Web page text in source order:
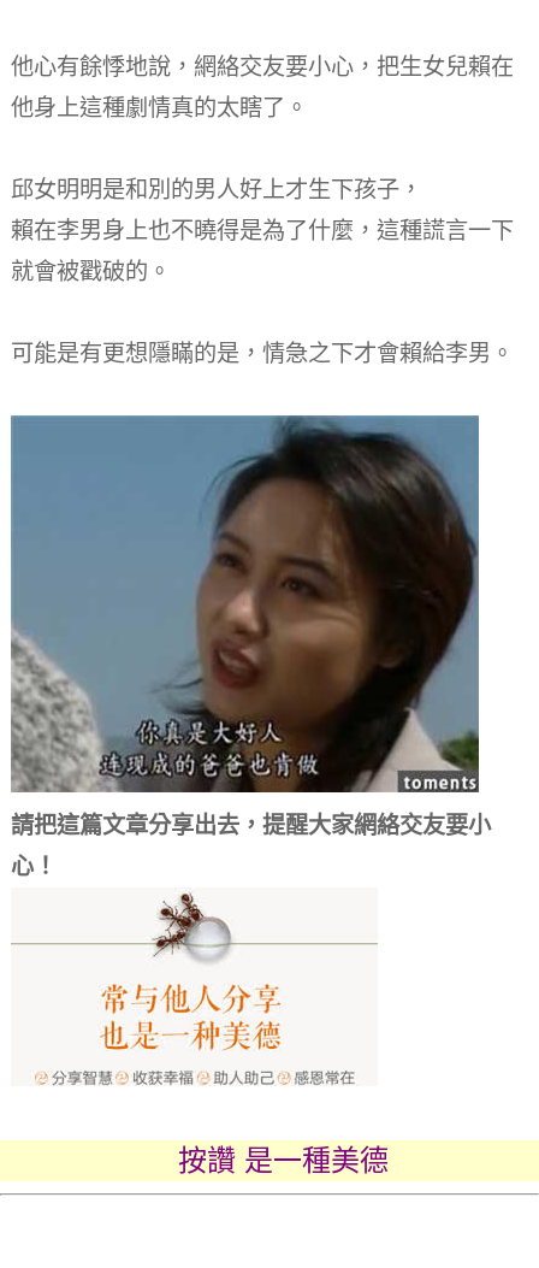
他心有餘悸地說，網絡交友要小心，把生女兒賴在
他身上這種劇情真的太瞎了。
邱女明明是和別的男人好上才生下孩子，
賴在李男身上也不曉得是為了什麼，這種謊言一下
就會被戳破的。
可能是有更想隱瞞的是，情急之下才會賴給李男。
請把這篇文章分享出去，提醒大家網絡交友要小
心！
按讚 是一種美德